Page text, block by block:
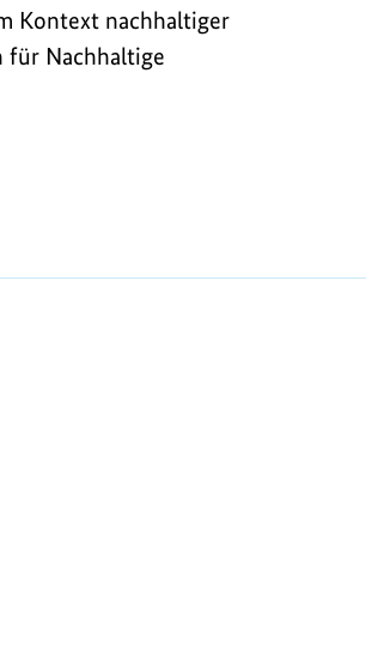
Kontext nachhaltiger
Nachhaltige